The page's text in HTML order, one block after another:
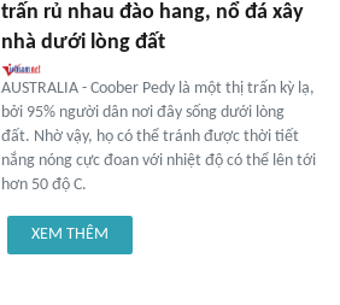
trấn rủ nhau đào hang, nổ đá xây
nhà dưới lòng đất
AUSTRALIA - Coober Pedy là một thị trấn kỳ lạ,
bởi 95% người dân nơi đây sống dưới lòng
đất. Nhờ vậy, họ có thể tránh được thời tiết
nắng nóng cực đoan với nhiệt độ có thể lên tới
hơn 50 độ C.
XEM THÊM